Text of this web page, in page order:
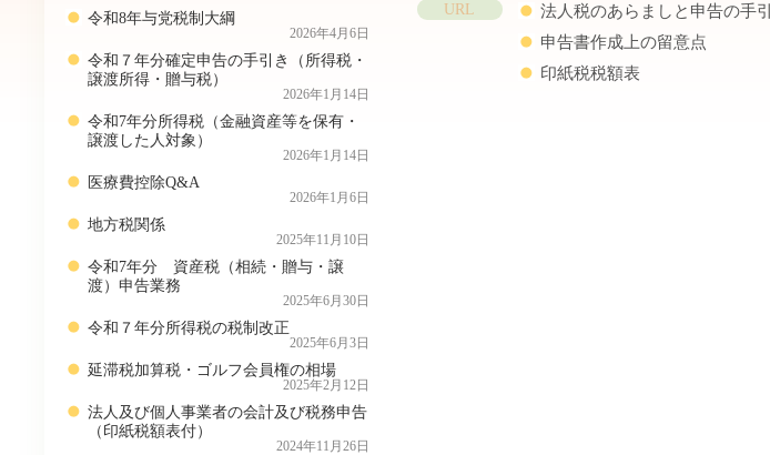
URL
法人税のあらましと申告の手引
申告書作成上の留意点
印紙税税額表
令和8年与党税制大綱
2026年4月6日
令和７年分確定申告の手引き（所得税・
譲渡所得・贈与税）
2026年1月14日
令和7年分所得税（金融資産等を保有・
譲渡した人対象）
2026年1月14日
医療費控除Q&A
2026年1月6日
地方税関係
2025年11月10日
令和7年分 資産税（相続・贈与・譲
渡）申告業務
2025年6月30日
令和７年分所得税の税制改正
2025年6月3日
延滞税加算税・ゴルフ会員権の相場
2025年2月12日
法人及び個人事業者の会計及び税務申告
（印紙税額表付）
2024年11月26日